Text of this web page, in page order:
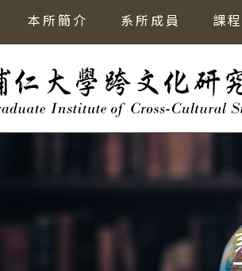
本所簡介 系所成員 課